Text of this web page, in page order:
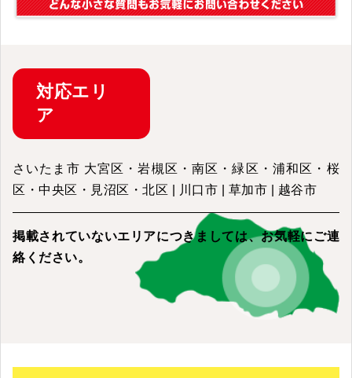
対応エリ
ア
さいたま市 大宮区・岩槻区・南区・緑区・浦和区・桜
区・中央区・見沼区・北区 | 川口市 | 草加市 | 越谷市
掲載されていないエリアにつきましては、お気軽にご連
絡ください。